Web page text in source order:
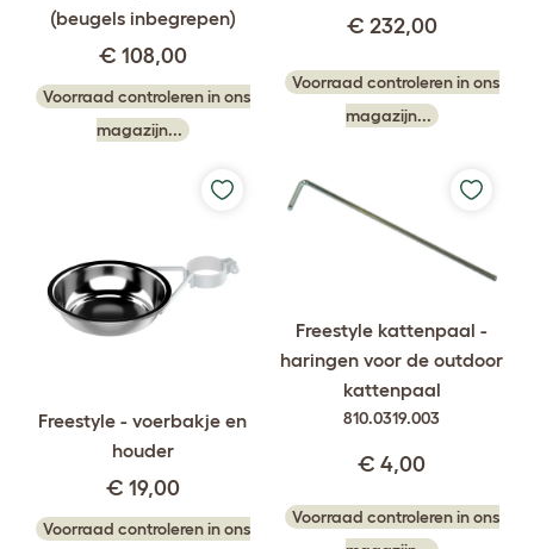
(beugels inbegrepen)
€ 108,00
Voorraad controleren in ons
magazijn...
€ 232,00
Voorraad controleren in ons
magazijn...
Freestyle - voerbakje en
houder
€ 19,00
Voorraad controleren in ons
Freestyle kattenpaal -
haringen voor de outdoor
kattenpaal
810.0319.003
€ 4,00
Voorraad controleren in ons